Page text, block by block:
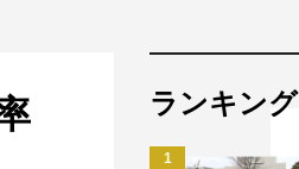
ランキング
1